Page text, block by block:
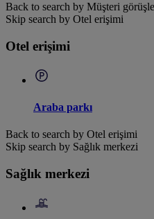
Back to search by Müşteri
Skip search by Otel erişimi
Otel erişimi
Araba parkı
Back to search by Otel erişimi
Skip search by Sağlık merkezi
Sağlık merkezi